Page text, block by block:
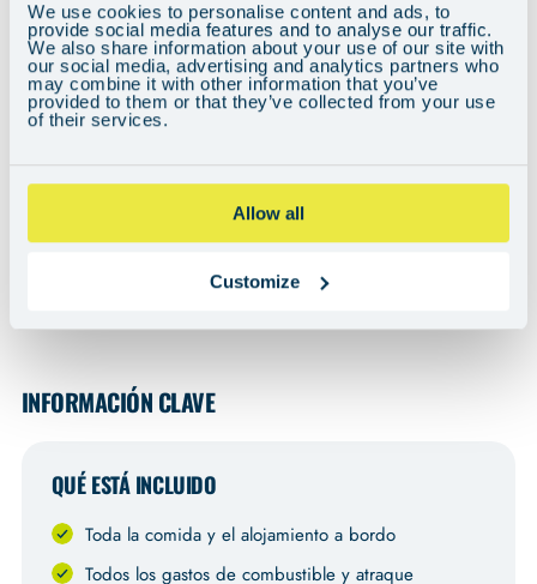
We use cookies to personalise content and ads, to
provide social media features and to analyse our traffic.
We also share information about your use of our site with
our social media, advertising and analytics partners who
may combine it with other information that you’ve
provided to them or that they’ve collected from your use
of their services.
Allow all
Customize
Can't see the video? You may need to adjust your cookie preferences
INFORMACIÓN CLAVE
QUÉ ESTÁ INCLUIDO
Toda la comida y el alojamiento a bordo
Todos los gastos de combustible y atraque